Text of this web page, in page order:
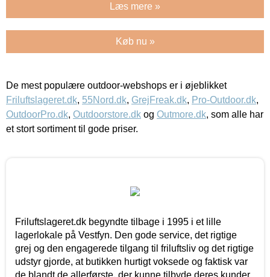
Læs mere »
Køb nu »
De mest populære outdoor-webshops er i øjeblikket
Friluftslageret.dk, 55Nord.dk, GrejFreak.dk, Pro-Outdoor.dk,
OutdoorPro.dk, Outdoorstore.dk og Outmore.dk, som alle har
et stort sortiment til gode priser.
Friluftslageret.dk begyndte tilbage i 1995 i et lille
lagerlokale på Vestfyn. Den gode service, det rigtige
grej og den engagerede tilgang til friluftsliv og det rigtige
udstyr gjorde, at butikken hurtigt voksede og faktisk var
de blandt de allerførste, der kunne tilbyde deres kunder